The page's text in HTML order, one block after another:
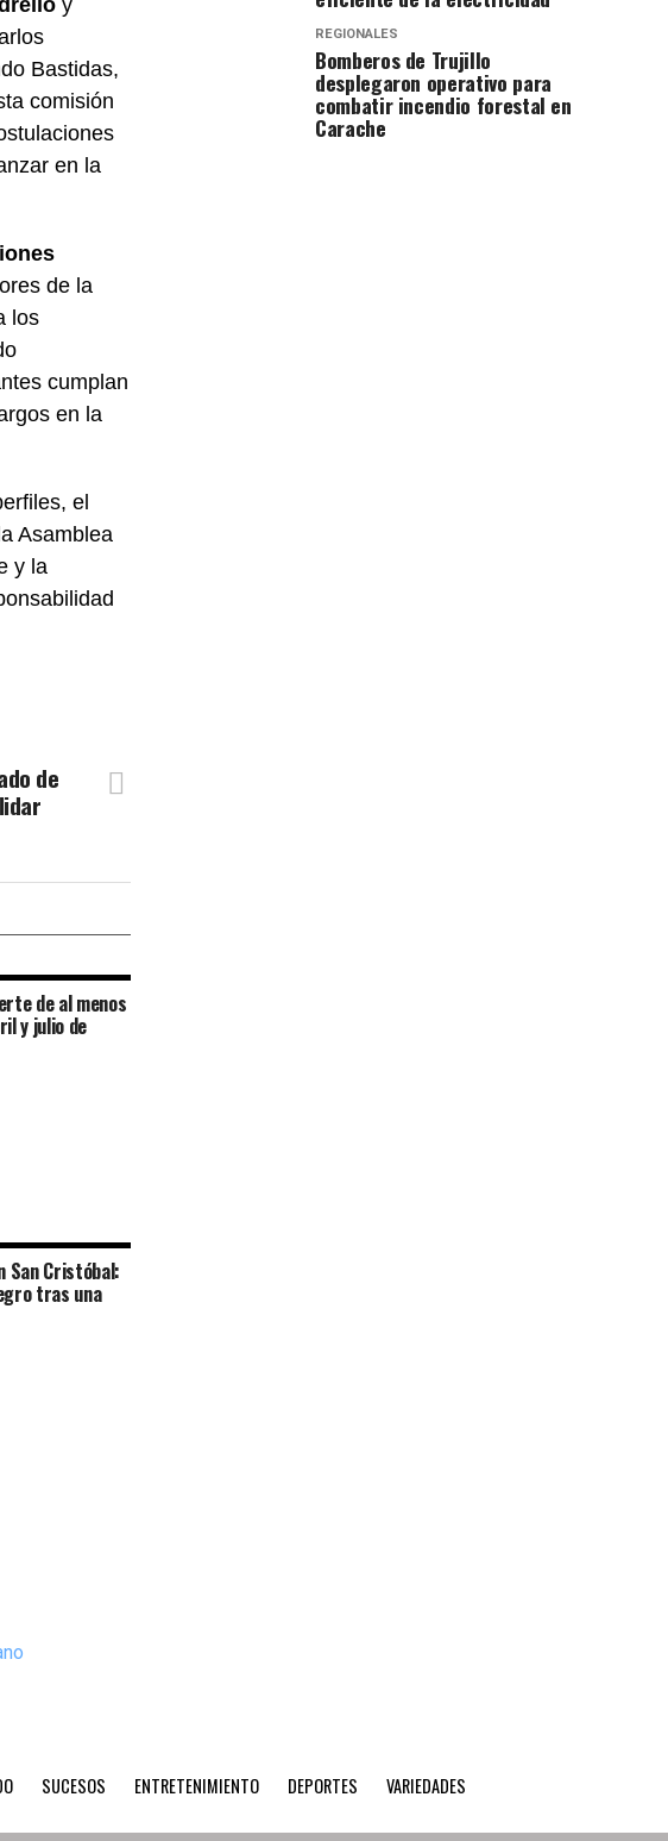
y
Bastidas,
comisión
en la
de la
los
cumplan
en la
el
Asamblea
y la
de
de al menos
y julio de
San Cristóbal:
tras una
REGIONALES
Bomberos de Trujillo
desplegaron operativo para
combatir incendio forestal en
Carache
SUCESOS ENTRETENIMIENTO DEPORTES VARIEDADES